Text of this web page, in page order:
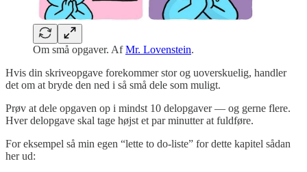
Om små opgaver. AfMr. Lovenstein.
Hvis din skriveopgave forekommer stor og uoverskuelig, handler
det om at bryde den ned i så små dele som muligt.
Prøv at dele opgaven op i mindst 10 delopgaver — og gerne flere.
Hver delopgave skal tage højst et par minutter at fuldføre.
For eksempel så min egen “lette to do-liste” for dette kapitel sådan
her ud: